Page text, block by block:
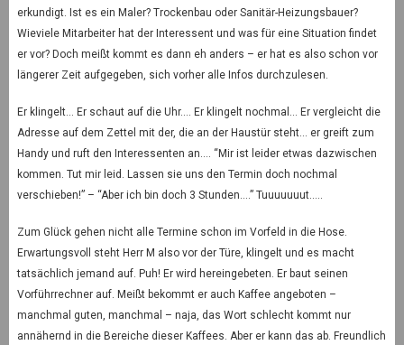
erkundigt. Ist es ein Maler? Trockenbau oder Sanitär-Heizungsbauer?
Wieviele Mitarbeiter hat der Interessent und was für eine Situation findet
er vor? Doch meißt kommt es dann eh anders – er hat es also schon vor
längerer Zeit aufgegeben, sich vorher alle Infos durchzulesen.
Er klingelt… Er schaut auf die Uhr…. Er klingelt nochmal… Er vergleicht die
Adresse auf dem Zettel mit der, die an der Haustür steht… er greift zum
Handy und ruft den Interessenten an…. “Mir ist leider etwas dazwischen
kommen. Tut mir leid. Lassen sie uns den Termin doch nochmal
verschieben!” – “Aber ich bin doch 3 Stunden….” Tuuuuuuut…..
Zum Glück gehen nicht alle Termine schon im Vorfeld in die Hose.
Erwartungsvoll steht Herr M also vor der Türe, klingelt und es macht
tatsächlich jemand auf. Puh! Er wird hereingebeten. Er baut seinen
Vorführrechner auf. Meißt bekommt er auch Kaffee angeboten –
manchmal guten, manchmal – naja, das Wort schlecht kommt nur
annähernd in die Bereiche dieser Kaffees. Aber er kann das ab. Freundlich